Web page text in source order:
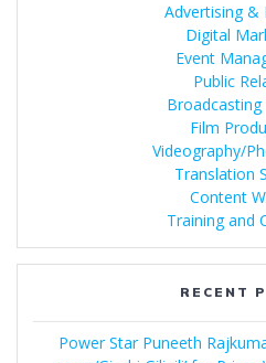
Advertising &
Digital
Event
Public
Broadcasting
Film
Videography/
Translation
Content
Training and
RECENT
Power Star Puneeth